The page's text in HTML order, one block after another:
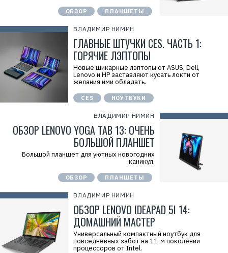
ОБЗОР ПЛАНШЕТЫ
ВЛАДИМИР НИМИН
ГЛАВНЫЕ ШТУЧКИ CES. ЧАСТЬ 1:
ГОРЯЧИЕ ЛЭПТОПЫ
Новые шикарные лэптопы от ASUS, Dell,
Lenovo и HP заставляют кусать локти от
желания ими обладать.
CES НОУТБУКИ
ВЛАДИМИР НИМИН
ОБЗОР LENOVO YOGA TAB 13: ОЧЕНЬ
БОЛЬШОЙ ПЛАНШЕТ
Большой планшет для уютных новогодних
каникул.
ОБЗОР ПЛАНШЕТЫ
ВЛАДИМИР НИМИН
ОБЗОР LENOVO IDEAPAD 5I 14:
ДОМАШНИЙ МАСТЕР
Универсальный компактный ноутбук для
повседневных забот на 11-м поколении
процессоров от Intel.